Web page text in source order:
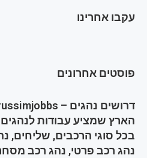
עקבו אחרינו
פוסטים אחרונים
הארץ שמציע עבודות
בכל סוגי הרכבים, שליחים,
נהג רכב פרטי, נהג רכב